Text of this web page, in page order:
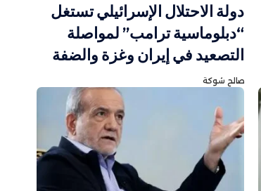
دولة الاحتلال الإسرائيلي تستغل
“دبلوماسية ترامب” لمواصلة
التصعيد في إيران وغزة والضفة
صالح شوكة